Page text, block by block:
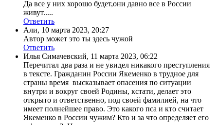
Да все у них хорошо будет,они давно все в России
живут.....
Ответить
Али, 10 марта 2023, 20:27
Автор может это ты здесь чужой
Ответить
Илья Симачевский, 11 марта 2023, 06:22
Перечитал два раза и не увидел никакого преступления
в тексте. Гражданин России Якеменко в трудное для
страны время высказывает опасения по ситуации
внутри и вокруг своей Родины, кстати, делает это
открыто и ответственно, под своей фамилией, на что
имеет полнейшее право. Это какого пса и кто считает
Якеменко в России чужим? Кто и за что определяет его